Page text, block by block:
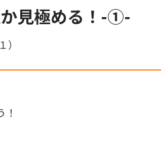
か見極める！-①-